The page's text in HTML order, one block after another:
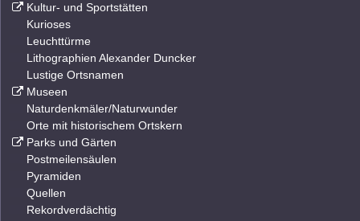
Kultur- und Sportstätten
Kurioses
Leuchttürme
Lithographien Alexander Duncker
Lustige Ortsnamen
Museen
Naturdenkmäler/Naturwunder
Orte mit historischem Ortskern
Parks und Gärten
Postmeilensäulen
Pyramiden
Quellen
Rekordverdächtig